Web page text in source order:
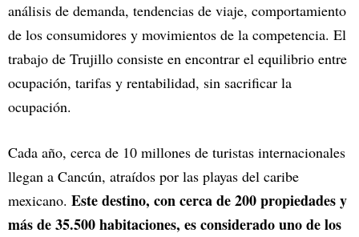
análisis de demanda, tendencias de viaje, comportamiento
de los consumidores y movimientos de la competencia. El
trabajo de Trujillo consiste en encontrar el equilibrio entre
ocupación, tarifas y rentabilidad, sin sacrificar la
ocupación.
Cada año, cerca de 10 millones de turistas internacionales
llegan a Cancún, atraídos por las playas del caribe
mexicano. Este destino, con cerca de 200 propiedades y
más de 35.500 habitaciones, es considerado uno de los